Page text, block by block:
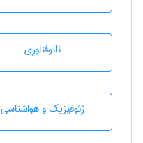
نانوفناوری
ژئوفيزيك و هواشناسی